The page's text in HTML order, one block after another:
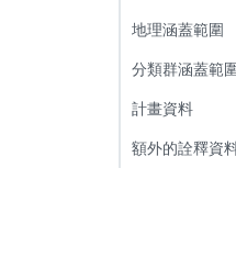
地理涵蓋範圍
分類群涵蓋範圍
計畫資料
額外的詮釋資